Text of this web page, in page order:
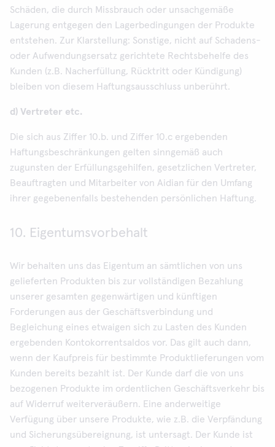
Schäden, die durch Missbrauch oder unsachgemäße
Lagerung entgegen den Lagerbedingungen der Produkte
entstehen. Zur Klarstellung: Sonstige, nicht auf Schadens-
oder Aufwendungsersatz gerichtete Rechtsbehelfe des
Kunden (z.B. Nacherfüllung, Rücktritt oder Kündigung)
bleiben von diesem Haftungsausschluss unberührt.
d) Vertreter etc.
Die sich aus Ziffer 10.b. und Ziffer 10.c ergebenden
Haftungsbeschränkungen gelten sinngemäß auch
zugunsten der Erfüllungsgehilfen, gesetzlichen Vertreter,
Beauftragten und Mitarbeiter von Aidian für den Umfang
ihrer gegebenenfalls bestehenden persönlichen Haftung.
10. Eigentumsvorbehalt
Wir behalten uns das Eigentum an sämtlichen von uns
gelieferten Produkten bis zur vollständigen Bezahlung
unserer gesamten gegenwärtigen und künftigen
Forderungen aus der Geschäftsverbindung und
Begleichung eines etwaigen sich zu Lasten des Kunden
ergebenden Kontokorrentsaldos vor. Das gilt auch dann,
wenn der Kaufpreis für bestimmte Produktlieferungen vom
Kunden bereits bezahlt ist. Der Kunde darf die von uns
bezogenen Produkte im ordentlichen Geschäftsverkehr bis
auf Widerruf weiterveräußern. Eine anderweitige
Verfügung über unsere Produkte, wie z.B. die Verpfändung
und Sicherungsübereignung, ist untersagt. Der Kunde ist